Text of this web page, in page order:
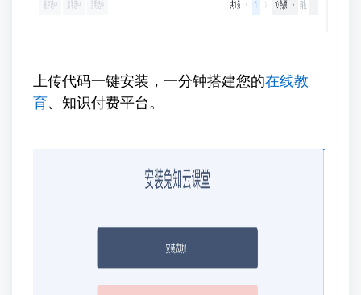
上传代码一键安装，一分钟搭建您的在线教
育、知识付费平台。